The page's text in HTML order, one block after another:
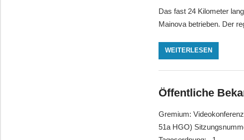
Das fast 24 Kilometer
Mainova betrieben. Der
WEITERLESEN
Öffentliche
Gremium:
51a HGO)